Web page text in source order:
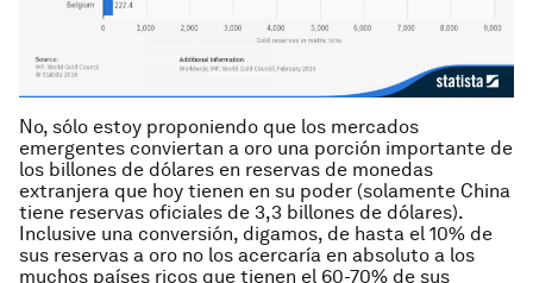
No, sólo estoy proponiendo que los mercados
emergentes conviertan a oro una porción importante de
los billones de dólares en reservas de monedas
extranjera que hoy tienen en su poder (solamente China
tiene reservas oficiales de 3,3 billones de dólares).
Inclusive una conversión, digamos, de hasta el 10% de
sus reservas a oro no los acercaría en absoluto a los
muchos países ricos que tienen el 60-70% de sus